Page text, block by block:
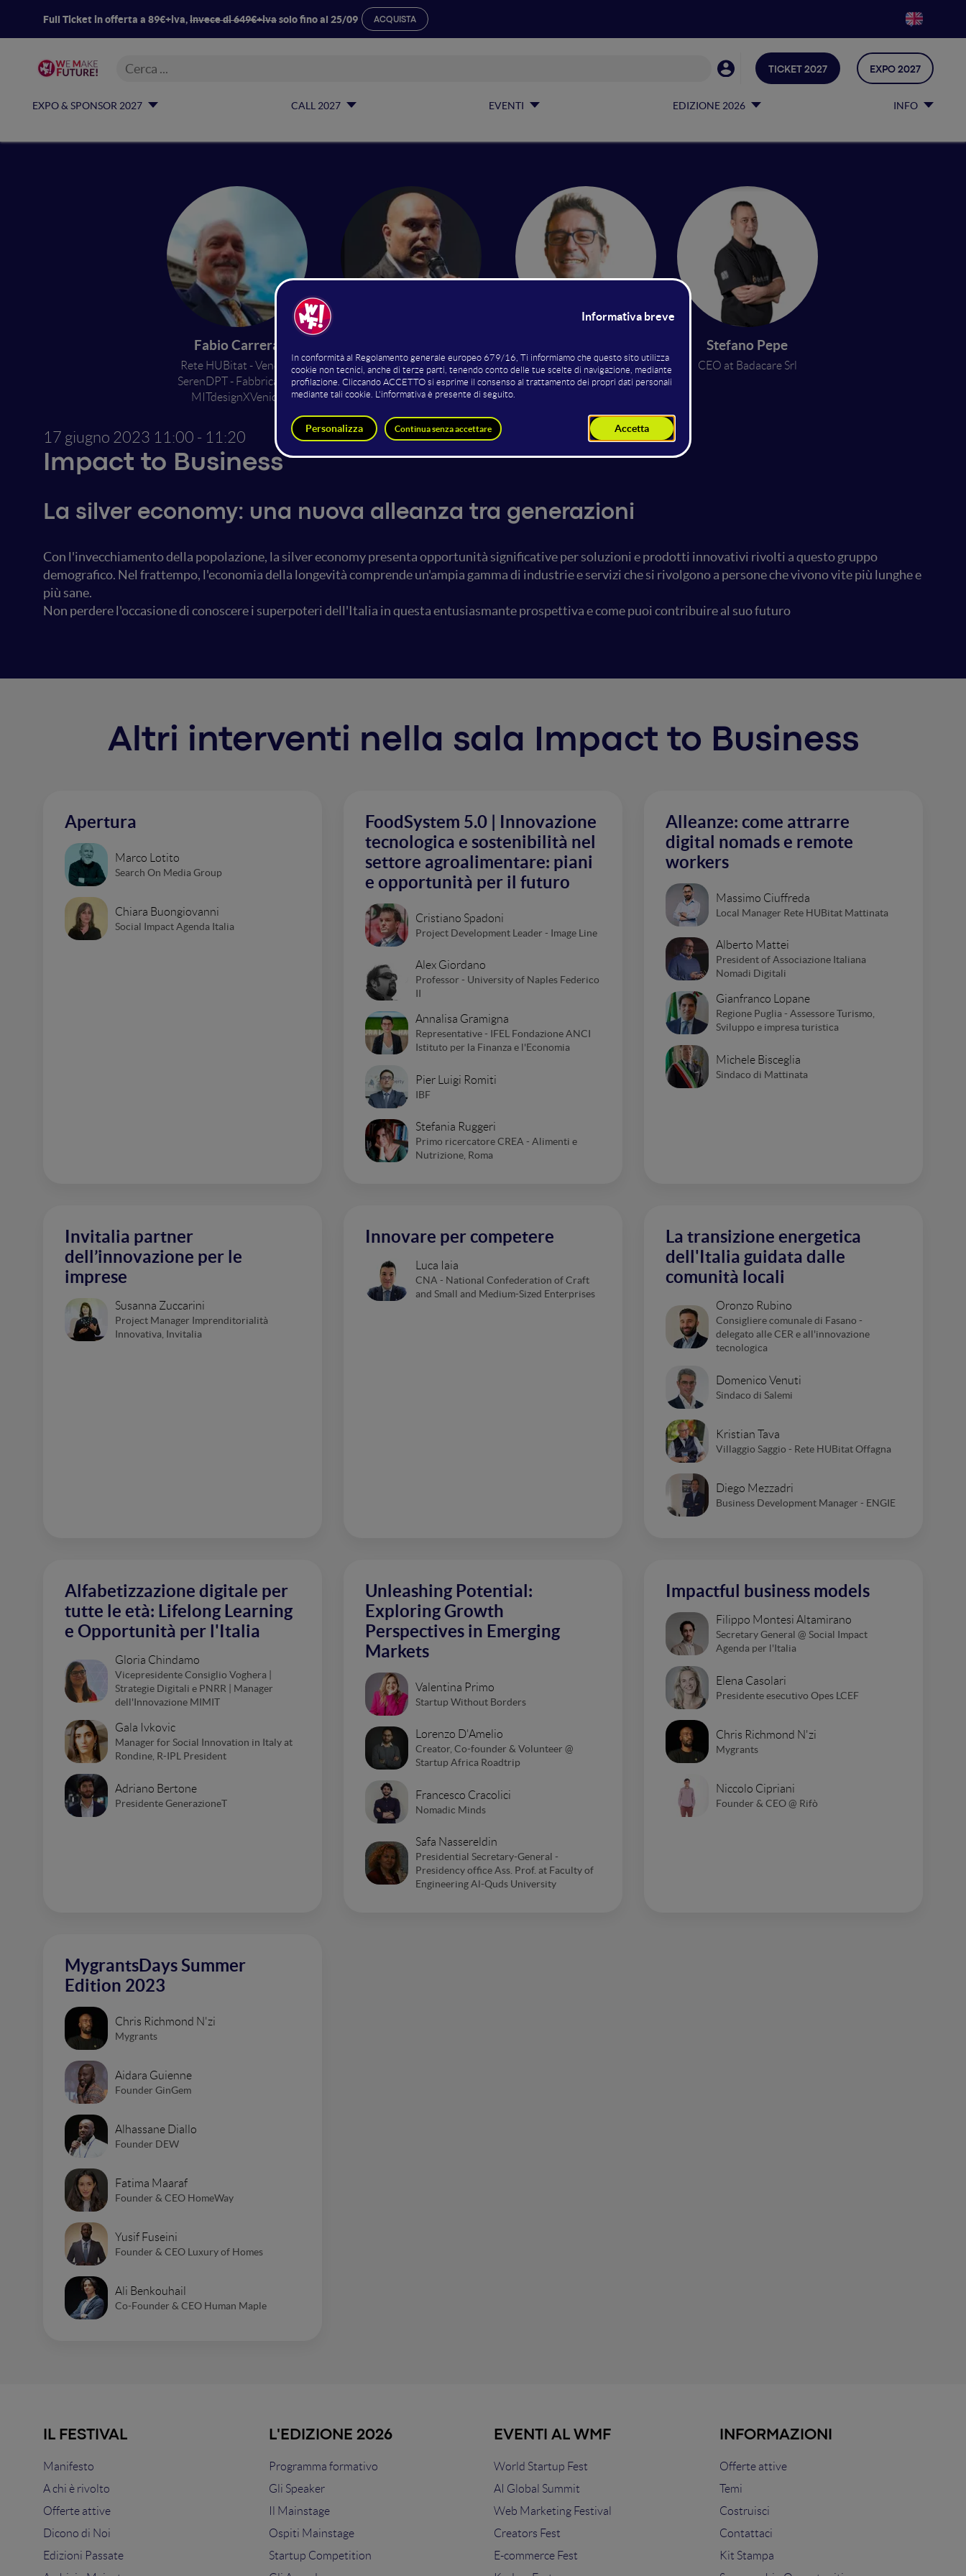
Full Ticket in offerta a 89€+iva,invece di 649€+ivasolo fino al 25/09 ACQUISTA
EXPO & SPONSOR 2027 CALL 2027 EVENTI EDIZIONE 2026 INFO
TICKET 2027 EXPO 2027
Fabio Carrera
Rete HUBitat - Venezia
SerenDPT - Fabbrica H3
MITdesignXVenice
Chief Executive Officer Cocooners
Next Age Acceleration Program
Coordinator
Stefano Pepe
CEO at Badacare Srl
17 giugno 2023 11:00 - 11:20
Impact to Business
La silver economy: una nuova alleanza tra generazioni
Con l'invecchiamento della popolazione, la silver economy presenta opportunità significative per soluzioni e prodotti innovativi rivolti a questo gruppo
demografico. Nel frattempo, l'economia della longevità comprende un'ampia gamma di industrie e servizi che si rivolgono a persone che vivono vite più lunghe e
più sane.
Non perdere l'occasione di conoscere i superpoteri dell'Italia in questa entusiasmante prospettiva e come puoi contribuire al suo futuro
Altri interventi nella sala Impact to Business
Apertura
Marco Lotito
Search On Media Group
Chiara Buongiovanni
Social Impact Agenda Italia
FoodSystem 5.0 | Innovazione
tecnologica e sostenibilità nel
settore agroalimentare: piani
e opportunità per il futuro
Cristiano Spadoni
Project Development Leader - Image Line
Alex Giordano
Professor - University of Naples Federico
II
Annalisa Gramigna
Representative - IFEL Fondazione ANCI
Istituto per la Finanza e l'Economia
Pier Luigi Romiti
IBF
Stefania Ruggeri
Primo ricercatore CREA - Alimenti e
Nutrizione, Roma
Alleanze: come attrarre
digital nomads e remote
workers
Massimo Ciuffreda
Local Manager Rete HUBitat Mattinata
Alberto Mattei
President of Associazione Italiana
Nomadi Digitali
Gianfranco Lopane
Regione Puglia - Assessore Turismo,
Sviluppo e impresa turistica
Michele Bisceglia
Sindaco di Mattinata
Invitalia partner
dell’innovazione per le
imprese
Susanna Zuccarini
Project Manager Imprenditorialità
Innovativa, Invitalia
Innovare per competere
Luca Iaia
CNA - National Confederation of Craft
and Small and Medium-Sized Enterprises
La transizione energetica
dell'Italia guidata dalle
comunità locali
Oronzo Rubino
Consigliere comunale di Fasano -
delegato alle CER e all'innovazione
tecnologica
Domenico Venuti
Sindaco di Salemi
Kristian Tava
Villaggio Saggio - Rete HUBitat Offagna
Diego Mezzadri
Business Development Manager - ENGIE
Alfabetizzazione digitale per
tutte le età: Lifelong Learning
e Opportunità per l'Italia
Gloria Chindamo
Vicepresidente Consiglio Voghera |
Strategie Digitali e PNRR | Manager
dell'Innovazione MIMIT
Gala Ivkovic
Manager for Social Innovation in Italy at
Rondine, R-IPL President
Adriano Bertone
Presidente GenerazioneT
Unleashing Potential:
Exploring Growth
Perspectives in Emerging
Markets
Valentina Primo
Startup Without Borders
Lorenzo D'Amelio
Creator, Co-founder & Volunteer @
Startup Africa Roadtrip
Francesco Cracolici
Nomadic Minds
Safa Nassereldin
Presidential Secretary-General -
Presidency office Ass. Prof. at Faculty of
Engineering Al-Quds University
Impactful business models​​
Filippo Montesi Altamirano
Secretary General @ Social Impact
Agenda per l'Italia
Elena Casolari
Presidente esecutivo Opes LCEF
Chris Richmond N'zi
Mygrants
Niccolo Cipriani
Founder & CEO @ Rifò
MygrantsDays Summer
Edition 2023
Chris Richmond N'zi
Mygrants
Aidara Guienne
Founder GinGem
Alhassane Diallo
Founder DEW
Fatima Maaraf
Founder & CEO HomeWay
Yusif Fuseini
Founder & CEO Luxury of Homes
Ali Benkouhail
Co-Founder & CEO Human Maple
IL FESTIVAL
Manifesto
A chi è rivolto
Offerte attive
Dicono di Noi
Edizioni Passate
L'EDIZIONE 2026
Programma formativo
Gli Speaker
Il Mainstage
Ospiti Mainstage
Startup Competition
EVENTI AL WMF
World Startup Fest
AI Global Summit
Web Marketing Festival
Creators Fest
E-commerce Fest
INFORMAZIONI
Offerte attive
Temi
Costruisci
Contattaci
Kit Stampa